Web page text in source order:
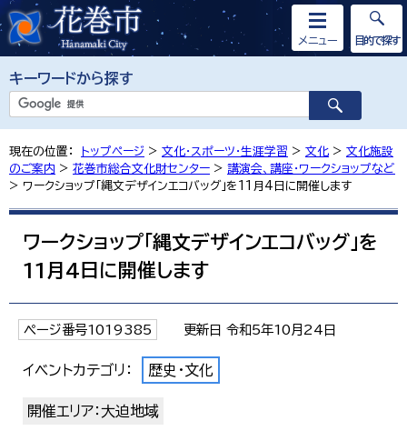
キーワードから探す
メニュー 目的で探す
現在の位置： トップページ > 文化・スポーツ・生涯学習 > 文化 > 文化施設
のご案内 > 花巻市総合文化財センター > 講演会、講座・ワークショップなど
> ワークショップ「縄文デザインエコバッグ」を11月4日に開催します
ワークショップ「縄文デザインエコバッグ」を
11月4日に開催します
ページ番号1019385 更新日 令和5年10月24日
イベントカテゴリ： 歴史・文化
開催エリア：大迫地域